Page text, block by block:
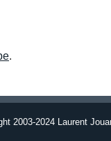
.
2003-2024 Laurent